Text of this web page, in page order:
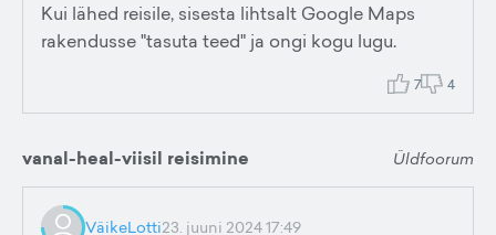
Kui lähed reisile, sisesta lihtsalt Google Maps
rakendusse "tasuta teed" ja ongi kogu lugu.
7 4
vanal-heal-viisil reisimine Üldfoorum
VäikeLotti23. juuni 2024 17:49